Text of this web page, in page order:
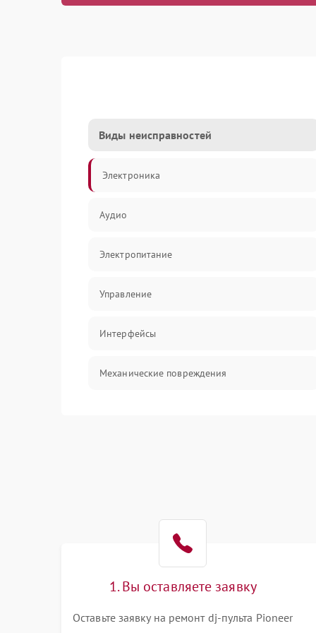
Виды неисправностей
Электроника
Аудио
Электропитание
Управление
Интерфейсы
Механические повреждения
1. Вы оставляете заявку
Оставьте заявку на ремонт dj-пульта Pioneer